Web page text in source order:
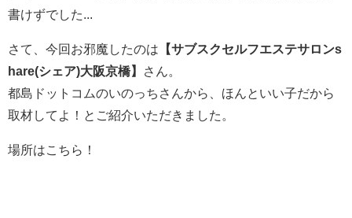
書けずでした...
さて、今回お邪魔したのは 【サブスクセルフエステサロンs
hare(シェア)大阪京橋】
さん。
都島ドットコムのいのっちさんから、ほんといい子だから
取材してよ！とご紹介いただきました。
場所はこちら！